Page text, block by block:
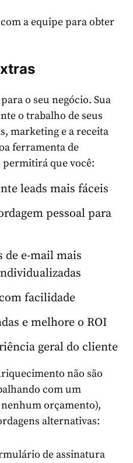
a equipe para obter
o seu negócio. Sua
o trabalho de seus
marketing e a receita
ferramenta de
que você:
leads mais fáceis
pessoal para
de e-mail mais
facilidade
e melhore o ROI
geral do cliente
não são
com um
orçamento),
alternativas:
de assinatura